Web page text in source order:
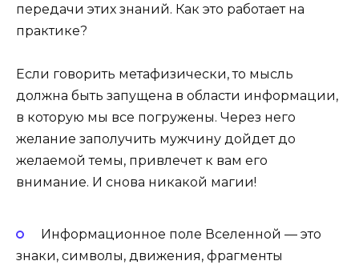
передачи этих знаний. Как это работает на
практике?
Если говорить метафизически, то мысль
должна быть запущена в области информации,
в которую мы все погружены. Через него
желание заполучить мужчину дойдет до
желаемой темы, привлечет к вам его
внимание. И снова никакой магии!
Информационное поле Вселенной — это
знаки, символы, движения, фрагменты